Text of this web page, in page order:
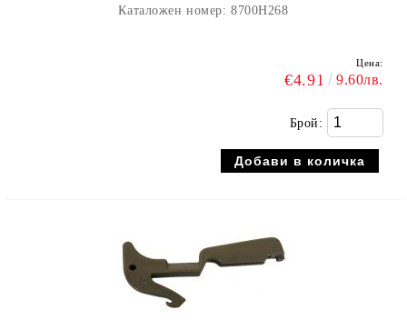
Каталожен номер: 8700H268
Цена:
€4.91 9.60лв.
Брой: